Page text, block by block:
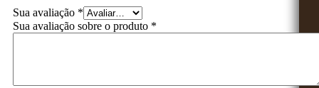
Sua avaliação *
Sua avaliação sobre o produto *